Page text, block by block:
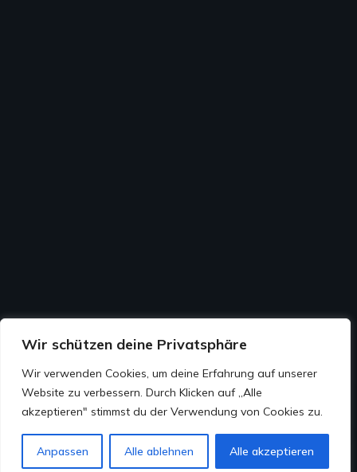
Wir schützen deine Privatsphäre
Wir verwenden Cookies, um deine Erfahrung auf unserer
Website zu verbessern. Durch Klicken auf „Alle
akzeptieren" stimmst du der Verwendung von Cookies zu.
Anpassen Alle ablehnen Alle akzeptieren
💬
📞